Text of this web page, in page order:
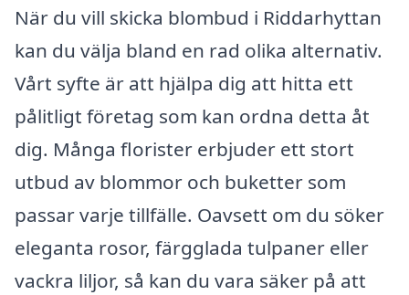
När du vill skicka blombud i Riddarhyttan
kan du välja bland en rad olika alternativ.
Vårt syfte är att hjälpa dig att hitta ett
pålitligt företag som kan ordna detta åt
dig. Många florister erbjuder ett stort
utbud av blommor och buketter som
passar varje tillfälle. Oavsett om du söker
eleganta rosor, färgglada tulpaner eller
vackra liljor, så kan du vara säker på att